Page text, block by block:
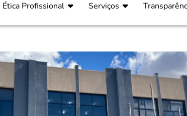
Ética Profissional
Comunicado de Julgamento
Resultado de Julgamento / Acórdão
Relatório Comissão de Ética CRFMS
Serviços
Cartas de Serviços –
Prazos de Processos
Orientações Técnicas
Ouvidoria
Dúvidas Frequentes
Proteção de